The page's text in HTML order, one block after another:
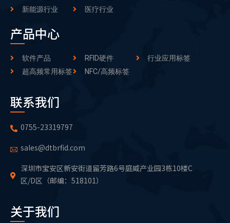
新能源行业
医疗行业
产品中心
软件产品 RFID硬件
行业应用标签
超高频常用标签
NFC/高频标签
联系我们
0755-23319797
sales@dtbrfid.com
深圳市宝安区新安街道留芳路6号庭威产业园3栋10楼C
区/D区（邮编：518101）
关于我们